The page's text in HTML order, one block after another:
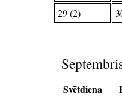
29 (2)
Svētdiena